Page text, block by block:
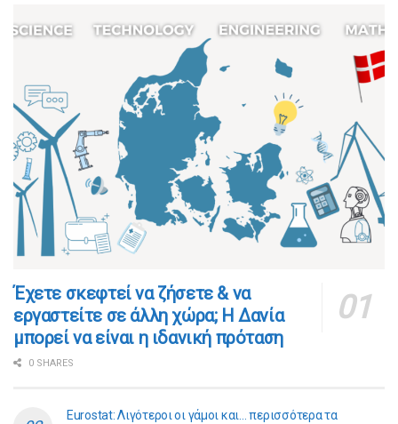
​​Έχετε σκεφτεί να ζήσετε & να
εργαστείτε σε άλλη χώρα; Η Δανία
μπορεί να είναι η ιδανική πρόταση
0 SHARES
Eurostat: Λιγότεροι οι γάμοι και… περισσότερα τα